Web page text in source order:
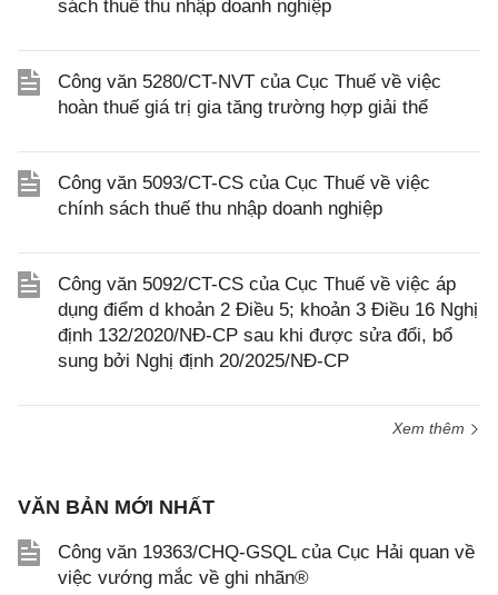
sách thuế thu nhập doanh nghiệp
Công văn 5280/CT-NVT của Cục Thuế về việc
hoàn thuế giá trị gia tăng trường hợp giải thể
Công văn 5093/CT-CS của Cục Thuế về việc
chính sách thuế thu nhập doanh nghiệp
Công văn 5092/CT-CS của Cục Thuế về việc áp
dụng điểm d khoản 2 Điều 5; khoản 3 Điều 16 Nghị
định 132/2020/NĐ-CP sau khi được sửa đổi, bổ
sung bởi Nghị định 20/2025/NĐ-CP
Xem thêm
VĂN BẢN MỚI NHẤT
Công văn 19363/CHQ-GSQL của Cục Hải quan về
việc vướng mắc về ghi nhãn®